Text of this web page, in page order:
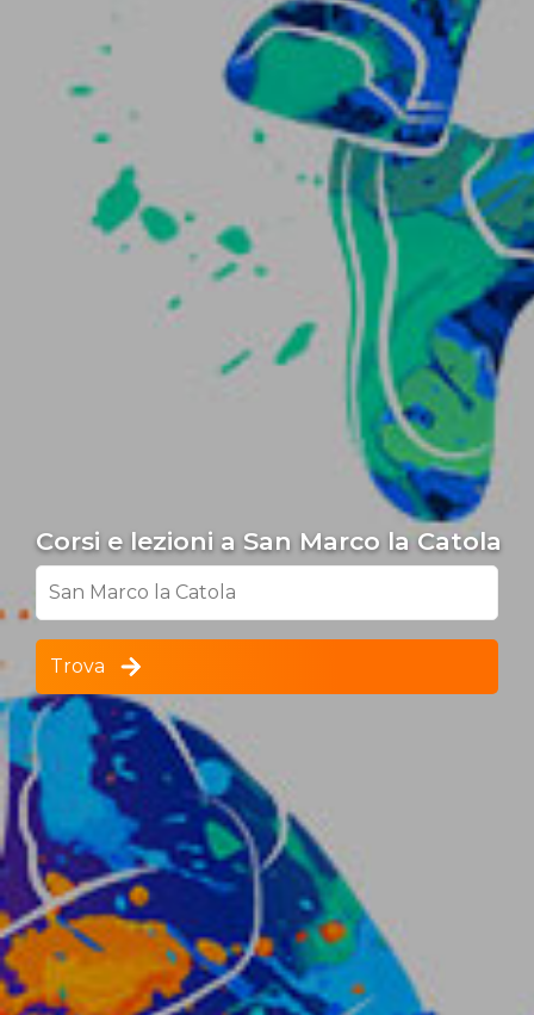
Corsi e lezioni a San Marco la Catola
San Marco la Catola
Trova